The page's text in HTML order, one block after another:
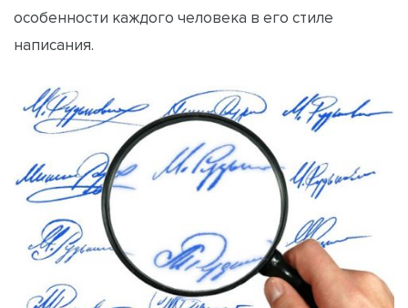
особенности каждого человека в его стиле
написания.